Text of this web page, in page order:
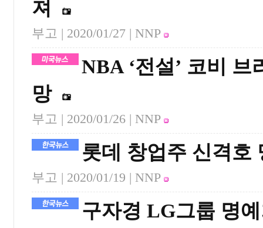
져
부고 | 2020/01/27 | NNP
NBA ‘전설’ 코비
망
부고 | 2020/01/26 | NNP
롯데 창업주 신격호
부고 | 2020/01/19 | NNP
구자경 LG그룹 명